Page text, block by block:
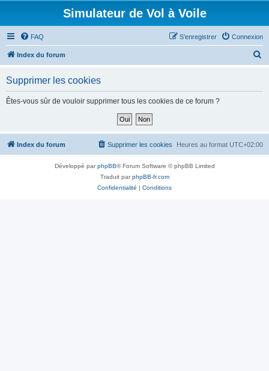
Simulateur de Vol à Voile
FAQ Connexion
S’enregistrer
Index du forum
h
Supprimer les cookies
Êtes-vous sûr de vouloir supprimer tous les cookies de ce forum ?
Index du forum Heures au format UTC+02:00
Supprimer les cookies
Développé parphpBB® Forum Software © phpBB Limited
Traduit parphpBB-fr.com
Confidentialité | Conditions